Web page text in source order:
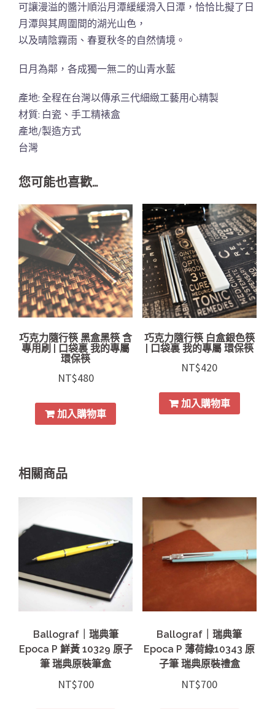
可讓漫溢的醬汁順沿月潭緩緩滑入日潭，恰恰比擬了日
月潭與其周圍間的湖光山色，
以及晴陰霧雨、春夏秋冬的自然情境。
日月為鄰，各成獨一無二的山青水藍
產地: 全程在台灣以傳承三代細緻工藝用心精製
材質: 白瓷、手工精裱盒
產地/製造方式
台灣
您可能也喜歡…
巧克力隨行筷 黑盒黑筷 含
專用刷 | 口袋裏 我的專屬
環保筷
NT$480
加入購物車
巧克力隨行筷 白盒銀色筷
| 口袋裏 我的專屬 環保筷
NT$420
加入購物車
相關商品
Ballograf｜瑞典筆
Epoca P 鮮黃 10329 原子
筆 瑞典原裝筆盒
NT$700
Ballograf｜瑞典筆
Epoca P 薄荷綠10343 原
子筆 瑞典原裝禮盒
NT$700